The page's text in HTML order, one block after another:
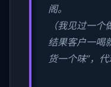
阁。
（我见过一个
结果客户一喝
货一个味”，